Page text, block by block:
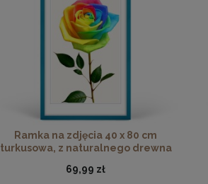
Ramka na zdjęcia 40 x 80 cm
turkusowa, z naturalnego drewna
69,99 zł